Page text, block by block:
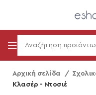
Αρχική σελίδα
Κλασέρ - Ντοσιέ